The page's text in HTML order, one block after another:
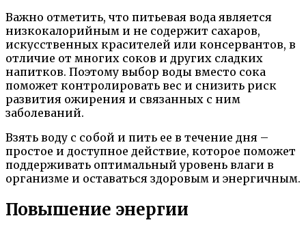
Важно отметить, что питьевая вода является
низкокалорийным и не содержит сахаров,
искусственных красителей или консервантов, в
отличие от многих соков и других сладких
напитков. Поэтому выбор воды вместо сока
поможет контролировать вес и снизить риск
развития ожирения и связанных с ним
заболеваний.
Взять воду с собой и пить ее в течение дня –
простое и доступное действие, которое поможет
поддерживать оптимальный уровень влаги в
организме и оставаться здоровым и энергичным.
Повышение энергии